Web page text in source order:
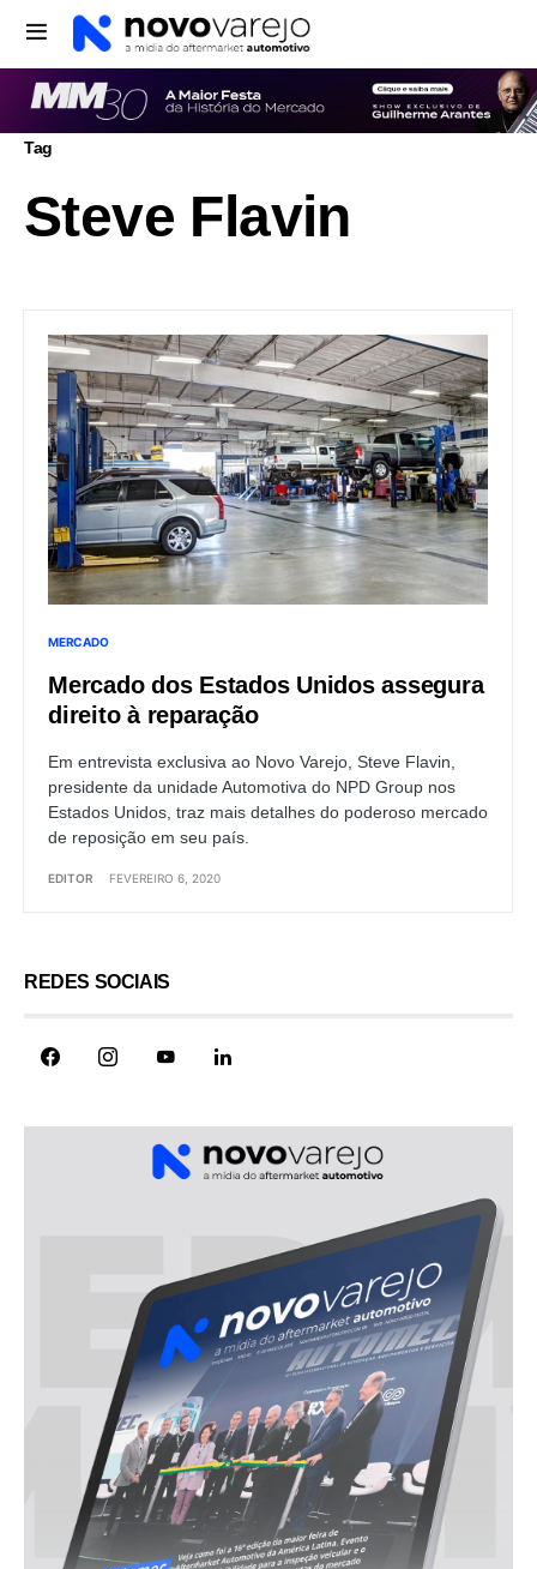
Tag
Steve Flavin
MERCADO
Mercado dos Estados Unidos assegura
direito à reparação
Em entrevista exclusiva ao Novo Varejo, Steve Flavin,
presidente da unidade Automotiva do NPD Group nos
Estados Unidos, traz mais detalhes do poderoso mercado
de reposição em seu país.
EDITOR FEVEREIRO 6, 2020
REDES SOCIAIS